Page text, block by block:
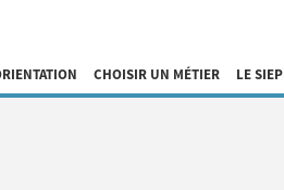
CHOISIR UN MÉTIER LE SIEP